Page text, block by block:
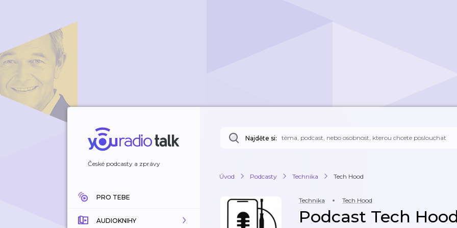
České podcasty a zprávy
PRO TEBE
AUDIOKNIHY
Najděte si:
Úvod Podcasty Technika Tech Hood
Technika Tech Hood
Podcast Tech